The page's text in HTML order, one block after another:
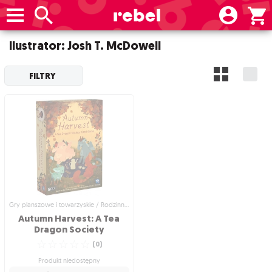
Ilustrator: Josh T. McDowell
FILTRY
Gry planszowe i towarzyskie / Rodzinne gry planszowe
Autumn Harvest: A Tea
Dragon Society
(0)
Produkt niedostępny